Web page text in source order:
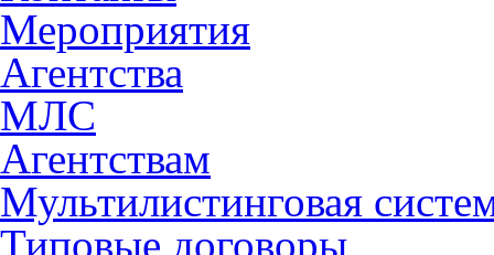
Мероприятия
Агентства
МЛС
Агентствам
Мультилистинговая
Типовые договоры